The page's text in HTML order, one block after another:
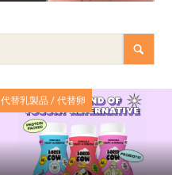
代替乳製品 / 代替卵